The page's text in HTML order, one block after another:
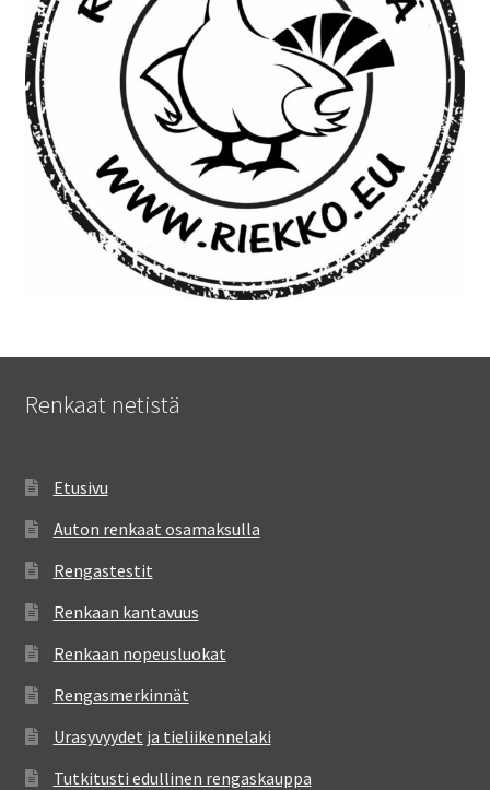
Renkaat netistä
Etusivu
Auton renkaat osamaksulla
Rengastestit
Renkaan kantavuus
Renkaan nopeusluokat
Rengasmerkinnät
Urasyvyydet ja tieliikennelaki
Tutkitusti edullinen rengaskauppa